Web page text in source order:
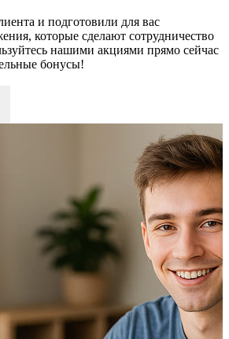
и подготовили для вас
которые сделают сотрудничество
нашими акциями прямо сейчас
бонусы!